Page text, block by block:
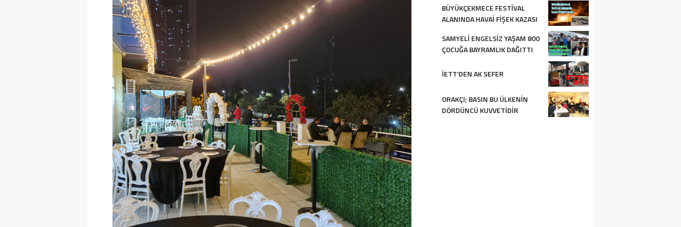
BÜYÜKÇEKMECE FESTIVAL
ALANINDA HAVAI FIŞEK KAZASI
SAMYELI ENGELSIZ YAŞAM 800
ÇOCUĞA BAYRAMLIK DAĞITTI
İETT’DEN AK SEFER
ORAKÇI; BASIN BU ÜLKENIN
DÖRDÜNCÜ KUVVETIDIR